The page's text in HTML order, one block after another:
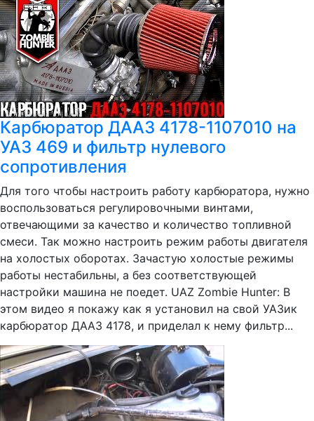
Карбюратор ДААЗ 4178-1107010 на
УАЗ 469 и фильтр нулевого
сопротивления
Для того чтобы настроить работу карбюратора, нужно
воспользоваться регулировочными винтами,
отвечающими за качество и количество топливной
смеси. Так можно настроить режим работы двигателя
на холостых оборотах. Зачастую холостые режимы
работы нестабильны, а без соответствующей
настройки машина не поедет. UAZ Zombie Hunter: В
этом видео я покажу как я установил на свой УАЗик
карбюратор ДААЗ 4178, и приделал к нему фильтр...